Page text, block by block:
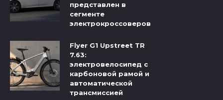
представлен в
сегменте
электрокроссоверов
Flyer G1 Upstreet TR
7.63:
электровелосипед с
карбоновой рамой и
автоматической
трансмиссией